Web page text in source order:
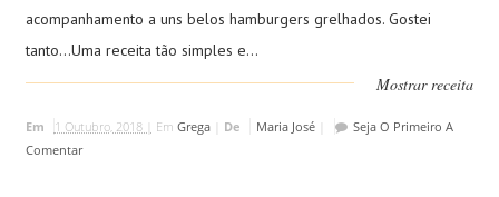
acompanhamento a uns belos hamburgers grelhados. Gostei
tanto...Uma receita tão simples e...
Mostrar receita
Em 1 Outubro, 2018 | Em Grega| De Maria José|
Seja O Primeiro A
Comentar